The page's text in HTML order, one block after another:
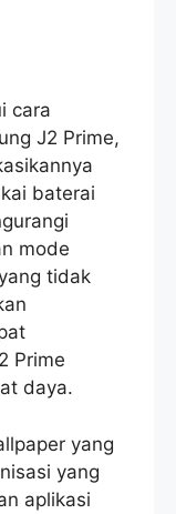
cara
J2 Prime,
baterai
mode
tidak
Prime
daya.
yang
yang
aplikasi